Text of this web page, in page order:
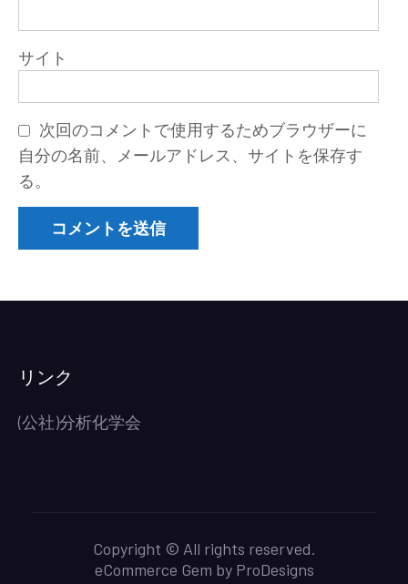
サイト
次回のコメントで使用するためブラウザーに
自分の名前、メールアドレス、サイトを保存す
る。
リンク
(公社)分析化学会
Copyright © All rights reserved.
eCommerce Gem by ProDesigns